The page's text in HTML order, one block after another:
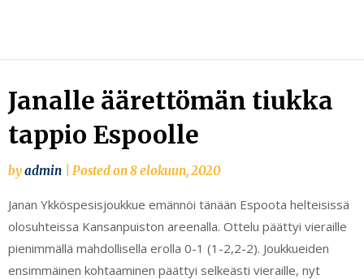
Janalle äärettömän tiukka
tappio Espoolle
byadmin Posted on8 elokuun, 2020
Janan Ykköspesisjoukkue emännöi tänään Espoota helteisissä
olosuhteissa Kansanpuiston areenalla. Ottelu päättyi vieraille
pienimmällä mahdollisella erolla 0-1 (1-2,2-2). Joukkueiden
ensimmäinen kohtaaminen päättyi selkeästi vieraille, nyt